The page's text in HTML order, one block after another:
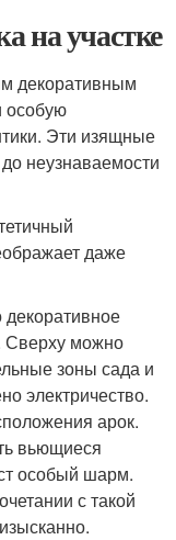
на участке
декоративным
особую
Эти изящные
неузнаваемости
даже
Сверху можно
зоны сада и
электричество.
арок.
вьющиеся
особый шарм.
с такой